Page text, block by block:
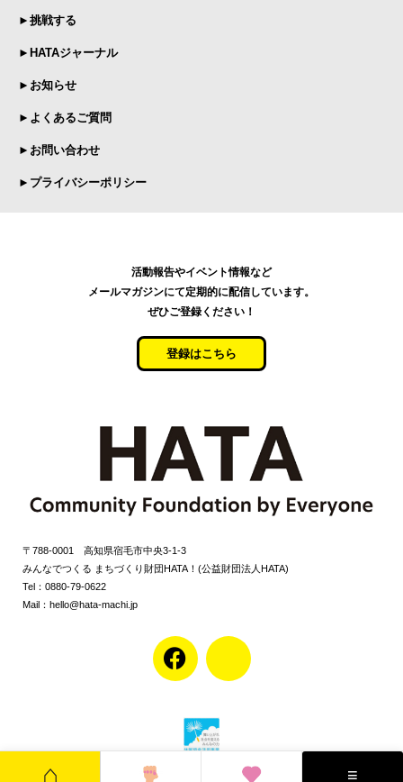
►挑戦する
►HATAジャーナル
►お知らせ
►よくあるご質問
►お問い合わせ
►プライバシーポリシー
活動報告やイベント情報など
メールマガジンにて定期的に配信しています。
ぜひご登録ください！
登録はこちら
〒788-0001 高知県宿毛市中央3-1-3
みんなでつくる まちづくり財団HATA！(公益財団法人HATA)
Tel：0880-79-0622
Mail：hello@hata-machi.jp
F
a
e
o
J
n
©みんなでつくる まちづくり財団HATA!(公益財団法人HATA)
⌂ ≡